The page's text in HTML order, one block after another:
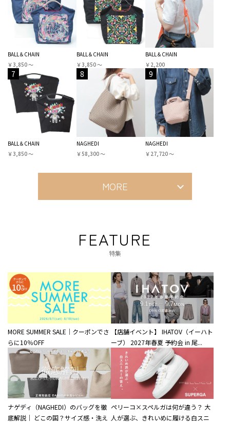
BALL＆CHAIN
￥3,850 〜
BALL＆CHAIN
￥3,850 〜
BALL＆CHAIN
￥2,200
7
BALL＆CHAIN
￥3,850 〜
8
NAGHEDI
￥58,300 〜
9
NAGHEDI
￥27,720 〜
MORE
FEATURE
特集
MORE SUMMER SALE｜クーポンでさ
らに10％OFF
【店舗イベント】 IHATOV（イーハト
ーブ） 2027年春夏 予約会 in 尾...
ナゲディ（NAGHEDI）のバッグを徹
底解説｜ どこの国？サイズ感・洗え
ペリーコ×スペルガは何が違う？ 大
人が選ぶ、きれいめに履ける白スニ